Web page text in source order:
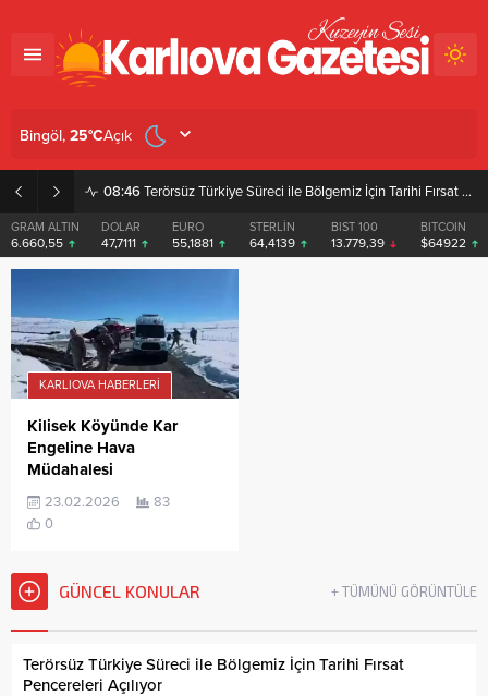
08:46 Terörsüz Türkiye Süreci ile Bölgemiz İçin Tarihi Fırsat Pencereleri Açılıyor
GRAM ALTIN
6.660,55
DOLAR
47,7111
EURO
55,1881
STERLİN
64,4139
BIST 100
13.779,39
BITCOIN
$64922
Bingöl, 25°CAçık
KARLIOVA HABERLERI
Kilisek Köyünde Kar
Engeline Hava
Müdahalesi
23.02.2026
83
0
GÜNCEL KONULAR + TÜMÜNÜ GÖRÜNTÜLE
Terörsüz Türkiye Süreci ile Bölgemiz İçin Tarihi Fırsat
Pencereleri Açılıyor